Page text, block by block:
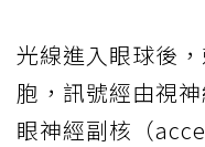
光線進入眼球後
胞，訊號經由視
眼神經副核（